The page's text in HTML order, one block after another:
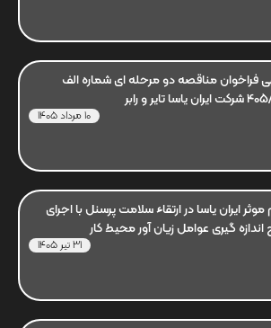
فراخوان مناقصه دو مرحله ای شماره الف
یاسا تایر و رابر
10 مرداد 1405
ایران یاسا در ارتقاء سلامت پرسنل با اجرای
گیری عوامل زیان آور محیط کار
31 تیر 1405